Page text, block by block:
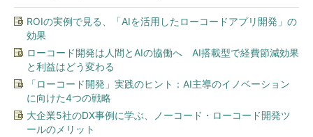
ROIの実例で見る、「AIを活用したローコードアプリ開発」の
効果
ローコード開発は人間とAIの協働へ AI搭載型で経費節減効果
と利益はどう変わる
「ローコード開発」実践のヒント：AI主導のイノベーション
に向けた4つの戦略
大企業5社のDX事例に学ぶ、ノーコード・ローコード開発ツ
ールのメリット